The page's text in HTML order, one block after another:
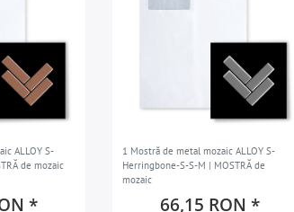
ALLOY S-
de mozaic
*
1 Mostră de metal mozaic ALLOY S-
Herringbone-S-S-M | MOSTRĂ de
mozaic
66,15 RON *